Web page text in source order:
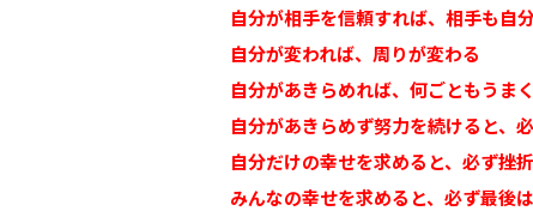
自分が相手を信頼すれば、相手も自
自分が変われば、周りが変わる
自分があきらめれば、何ごともうま
自分があきらめず努力を続けると、
自分だけの幸せを求めると、必ず挫
みんなの幸せを求めると、必ず最後